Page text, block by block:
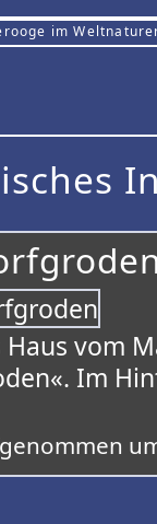
im
Haus vom
Im